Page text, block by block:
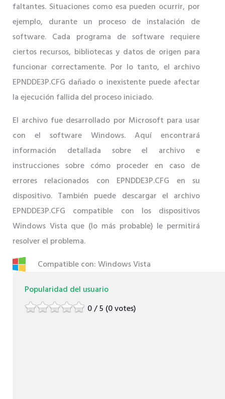
faltantes. Situaciones como esa pueden ocurrir, por
ejemplo, durante un proceso de instalación de
software. Cada programa de software requiere
ciertos recursos, bibliotecas y datos de origen para
funcionar correctamente. Por lo tanto, el archivo
EPNDDE3P.CFG dañado o inexistente puede afectar
la ejecución fallida del proceso iniciado.
El archivo fue desarrollado por Microsoft para usar
con el software Windows. Aquí encontrará
información detallada sobre el archivo e
instrucciones sobre cómo proceder en caso de
errores relacionados con EPNDDE3P.CFG en su
dispositivo. También puede descargar el archivo
EPNDDE3P.CFG compatible con los dispositivos
Windows Vista que (lo más probable) le permitirá
resolver el problema.
Compatible con: Windows Vista
Popularidad del usuario
0 / 5 (0 votes)